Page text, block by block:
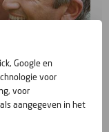
Google en
voor
voor
aangegeven in het